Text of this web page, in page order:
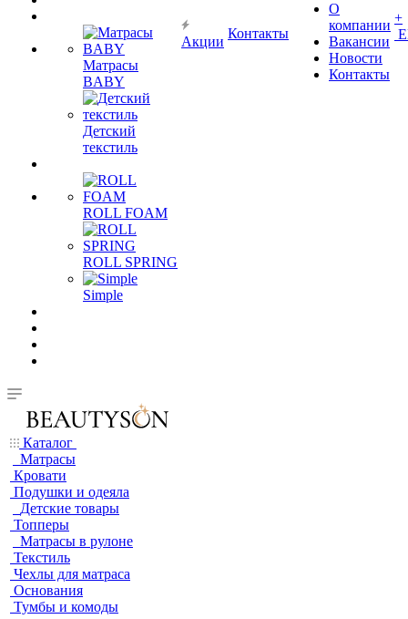
Матрасы
BABY
Детский
текстиль
ROLL FOAM
ROLL SPRING
Simple
Акции
Контакты
О
компании
Вакансии
Новости
Контакты
+
Каталог
Матрасы
Кровати
Подушки и одеяла
Детские товары
Топперы
Матрасы в рулоне
Текстиль
Чехлы для матраса
Основания
Тумбы и комоды